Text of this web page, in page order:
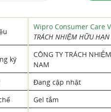
Wipro Consumer Care
TRÁCH NHIỆM HỮU
ký
CÔNG TY TRÁCH
NAM
Đang cập nhật
Gel tắm